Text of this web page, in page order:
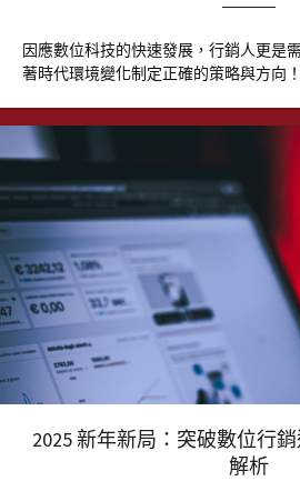
因應數位科技的快速發展，行銷人更是
著時代環境變化制定正確的策略與方向
2025 新年新局：突破數位行
解析